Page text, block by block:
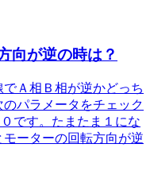
向が逆の時は？
Ａ相Ｂ相が逆かどっち
パラメータをチェック
です。たまたま１にな
ーターの回転方向が逆